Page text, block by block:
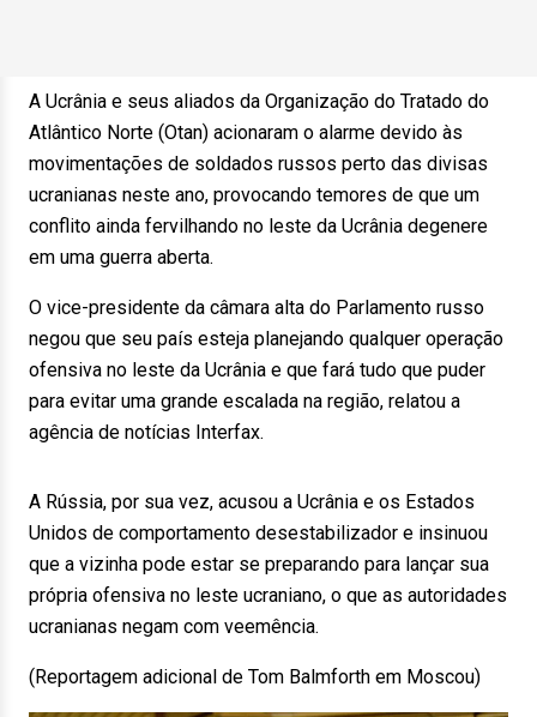
A Ucrânia e seus aliados da Organização do Tratado do
Atlântico Norte (Otan) acionaram o alarme devido às
movimentações de soldados russos perto das divisas
ucranianas neste ano, provocando temores de que um
conflito ainda fervilhando no leste da Ucrânia degenere
em uma guerra aberta.
O vice-presidente da câmara alta do Parlamento russo
negou que seu país esteja planejando qualquer operação
ofensiva no leste da Ucrânia e que fará tudo que puder
para evitar uma grande escalada na região, relatou a
agência de notícias Interfax.
A Rússia, por sua vez, acusou a Ucrânia e os Estados
Unidos de comportamento desestabilizador e insinuou
que a vizinha pode estar se preparando para lançar sua
própria ofensiva no leste ucraniano, o que as autoridades
ucranianas negam com veemência.
(Reportagem adicional de Tom Balmforth em Moscou)